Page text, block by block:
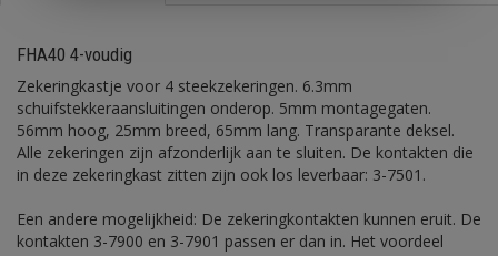
FHA40 4-voudig
Zekeringkastje voor 4 steekzekeringen. 6.3mm
schuifstekkeraansluitingen onderop. 5mm montagegaten.
56mm hoog, 25mm breed, 65mm lang. Transparante deksel.
Alle zekeringen zijn afzonderlijk aan te sluiten. De kontakten die
in deze zekeringkast zitten zijn ook los leverbaar: 3-7501.
Een andere mogelijkheid: De zekeringkontakten kunnen eruit. De
kontakten 3-7900 en 3-7901 passen er dan in. Het voordeel